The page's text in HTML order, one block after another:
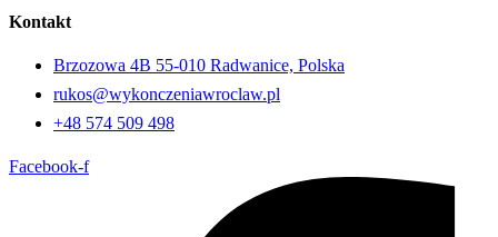
Kontakt
Brzozowa 4B 55-010 Radwanice, Polska
rukos@wykonczeniawroclaw.pl
+48 574 509 498
Facebook-f